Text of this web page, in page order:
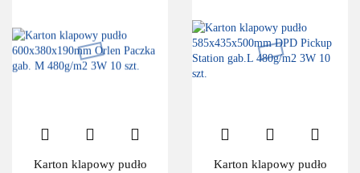
Karton klapowy pudło
Karton klapowy pudło